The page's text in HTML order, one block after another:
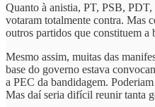
Quanto à anistia, PT, PSB,
votaram totalmente contra. Mas
outros partidos que constituem a
Mesmo assim, muitas das
base do governo estava
a PEC da bandidagem.
Mas daí seria difícil reunir tanta